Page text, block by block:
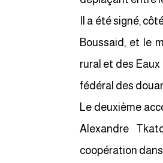
Il a été signé,
Boussaid, et le
rural et des
fédéral des
Le deuxième
Alexandre
coopération